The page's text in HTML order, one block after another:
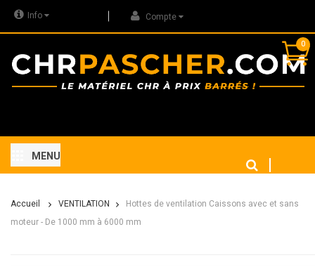
Info Compte
0
MENU
Accueil VENTILATION
Hottes de ventilation Caissons avec et sans
moteur - De 1000 mm à 6000 mm